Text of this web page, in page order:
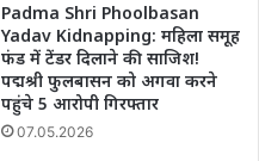
Padma Shri Phoolbasan
Yadav Kidnapping: महिला समूह
फंड में टेंडर दिलाने की साजिश!
पद्मश्री फुलबासन को अगवा करने
पहुंचे 5 आरोपी गिरफ्तार
07.05.2026